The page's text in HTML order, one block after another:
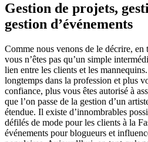
Gestion de projets,
gestion d’événements
Comme nous venons de le décrire, en
vous n’êtes pas qu’un simple
lien entre les clients et les
longtemps dans la profession et plus
confiance, plus vous êtes autorisé à
que l’on passe de la gestion d’un
étendue. Il existe d’innombrables
défilés de mode pour les clients à la
événements pour blogueurs et